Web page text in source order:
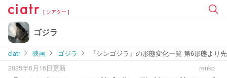
[ シアター ]
ゴジラ
ciatr 映画 ゴジラ
『シンゴジラ』の形態変化一覧 第6形態より
2025年6月16日更新
renko